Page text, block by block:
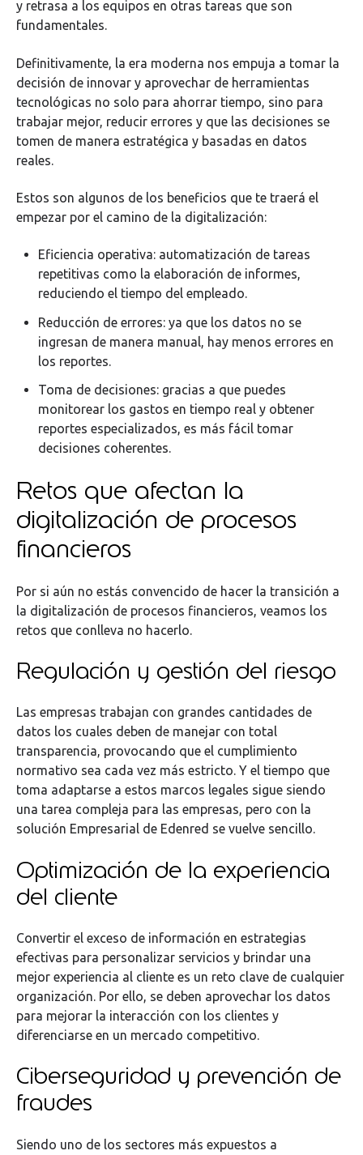
y retrasa a los equipos en otras tareas que son
fundamentales.
Definitivamente, la era moderna nos empuja a tomar la
decisión de innovar y aprovechar de herramientas
tecnológicas no solo para ahorrar tiempo, sino para
trabajar mejor, reducir errores y que las decisiones se
tomen de manera estratégica y basadas en datos
reales.
Estos son algunos de los beneficios que te traerá el
empezar por el camino de la digitalización:
Eficiencia operativa: automatización de tareas
repetitivas como la elaboración de informes,
reduciendo el tiempo del empleado.
Reducción de errores: ya que los datos no se
ingresan de manera manual, hay menos errores en
los reportes.
Toma de decisiones: gracias a que puedes
monitorear los gastos en tiempo real y obtener
reportes especializados, es más fácil tomar
decisiones coherentes.
Retos que afectan la
digitalización de procesos
financieros
Por si aún no estás convencido de hacer la transición a
la digitalización de procesos financieros, veamos los
retos que conlleva no hacerlo.
Regulación y gestión del riesgo
Las empresas trabajan con grandes cantidades de
datos los cuales deben de manejar con total
transparencia, provocando que el cumplimiento
normativo sea cada vez más estricto. Y el tiempo que
toma adaptarse a estos marcos legales sigue siendo
una tarea compleja para las empresas, pero con la
solución Empresarial de Edenred se vuelve sencillo.
Optimización de la experiencia
del cliente
Convertir el exceso de información en estrategias
efectivas para personalizar servicios y brindar una
mejor experiencia al cliente es un reto clave de cualquier
organización. Por ello, se deben aprovechar los datos
para mejorar la interacción con los clientes y
diferenciarse en un mercado competitivo.
Ciberseguridad y prevención de
fraudes
Siendo uno de los sectores más expuestos a